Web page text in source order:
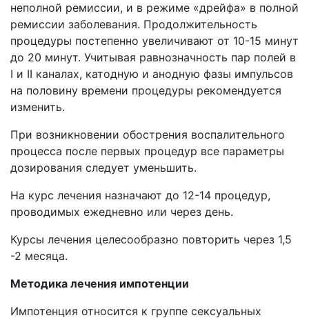
неполной ремиссии, и в режиме «дрейфа» в полной
ремиссии заболевания. Продолжительность
процедуры постепенно увеличивают от 10-15 минут
до 20 минут. Учитывая равнозначность пар полей в
I и II каналах, катодную и анодную фазы импульсов
на половину времени процедуры рекомендуется
изменить.
При возникновении обострения воспалительного
процесса после первых процедур все параметры
дозирования следует уменьшить.
На курс лечения назначают до 12-14 процедур,
проводимых ежедневно или через день.
Курсы лечения целесообразно повторить через 1,5
-2 месяца.
Методика лечения импотенции
Импотенция относится к группе сексуальных